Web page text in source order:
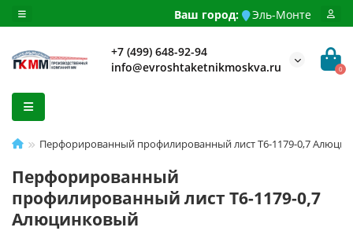
Ваш город: Эль-Монте
+7 (499) 648-92-94
info@evroshtaketnikmoskva.ru
0
Перфорированный профилированный лист Т6-1179-0,7
Перфорированный
профилированный лист Т6-1179-0,7
Алюцинковый